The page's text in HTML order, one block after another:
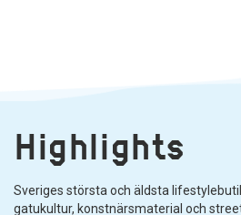
Highlights
Sveriges största och äldsta
gatukultur, konstnärsmaterial och